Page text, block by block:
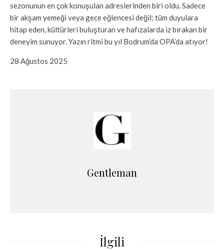
sezonunun en çok konuşulan adreslerinden biri oldu. Sadece
bir akşam yemeği veya gece eğlencesi değil; tüm duyulara
hitap eden, kültürleri buluşturan ve hafızalarda iz bırakan bir
deneyim sunuyor. Yazın ritmi bu yıl Bodrum’da OPA’da atıyor!
28 Ağustos 2025
Gentleman
İlgili